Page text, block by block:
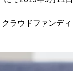
ラウドファンデ